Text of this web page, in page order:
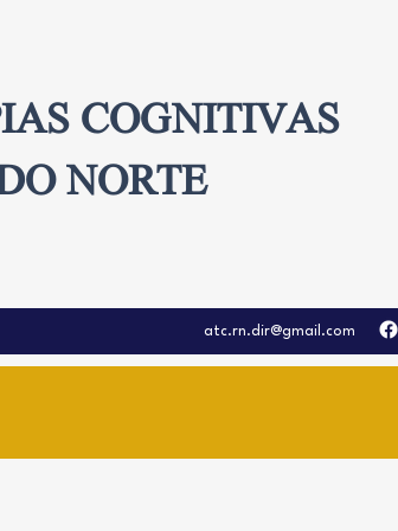
COGNITIVAS
NORTE
atc.rn.dir@gmail.com